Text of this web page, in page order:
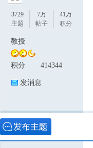
3729
主题
7万
帖子
41万
积分
教授
积分 414344
发消息